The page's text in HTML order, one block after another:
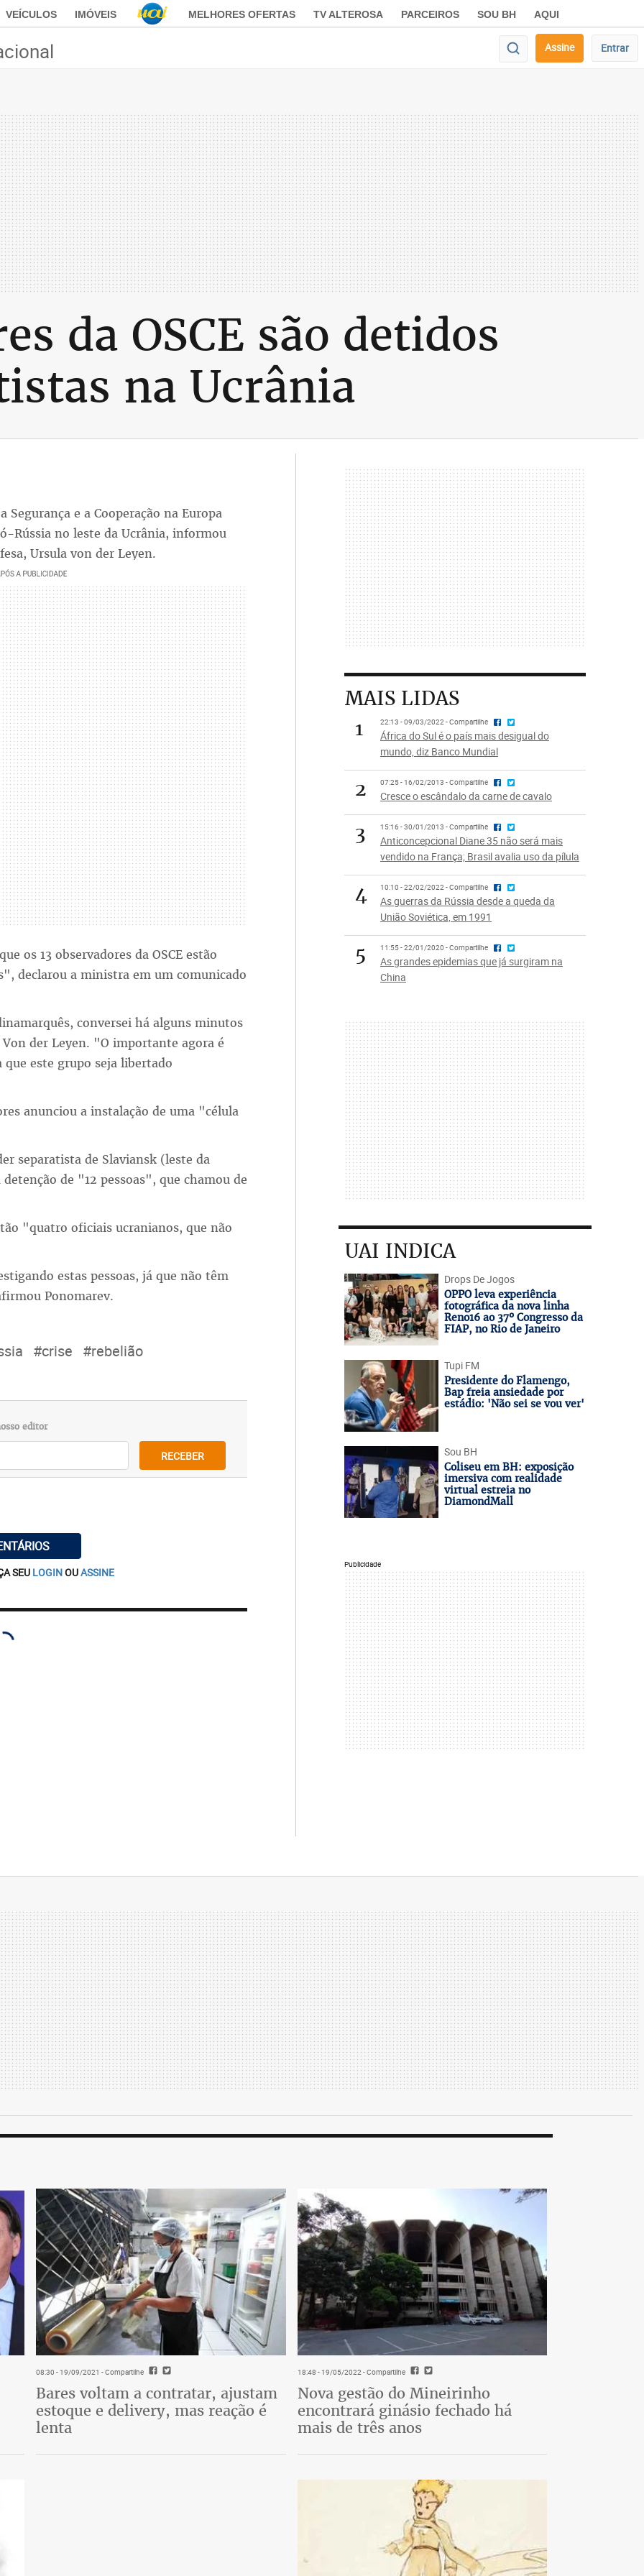
VEÍCULOS IMÓVEIS MELHORES OFERTAS TV ALTEROSA PARCEIROS SOU BH AQUI
Assine Entrar
da OSCE são detidos
na Ucrânia
Segurança e a Cooperação na Europa
Rússia no leste da Ucrânia, informou
Ursula von der Leyen.
os 13 observadores da OSCE estão
declarou a ministra em um comunicado
conversei há alguns minutos
der Leyen. "O importante agora é
este grupo seja libertado
anunciou a instalação de uma "célula
separatista de Slaviansk (leste da
de "12 pessoas", que chamou de
"quatro oficiais ucranianos, que não
estas pessoas, já que não têm
Ponomarev.
#crise #rebelião
editor
RECEBER
SEU LOGINOUASSINE
MAIS LIDAS
1
22:13 - 09/03/2022 - Compartilhe
África do Sul é o país mais desigual do
mundo, diz Banco Mundial
2 07:25 - 16/02/2013 - Compartilhe
Cresce o escândalo da carne de cavalo
3 15:16 - 30/01/2013 - Compartilhe
Anticoncepcional Diane 35 não será mais
vendido na França; Brasil avalia uso da pílula
4 10:10 - 22/02/2022 - Compartilhe
As guerras da Rússia desde a queda da
União Soviética, em 1991
5 11:55 - 22/01/2020 - Compartilhe
As grandes epidemias que já surgiram na
China
UAI INDICA
Drops De Jogos
OPPO leva experiência
fotográfica da nova linha
Reno16 ao 37º Congresso da
FIAP, no Rio de Janeiro
Tupi FM
Presidente do Flamengo,
Bap freia ansiedade por
estádio: 'Não sei se vou ver'
Sou BH
Coliseu em BH: exposição
imersiva com realidade
virtual estreia no
DiamondMall
Publicidade
08:30 - 19/09/2021 - Compartilhe
Bares voltam a contratar, ajustam
estoque e delivery, mas reação é
lenta
18:48 - 19/05/2022- Compartilhe
Nova gestão do Mineirinho
encontrará ginásio fechado há
mais de três anos